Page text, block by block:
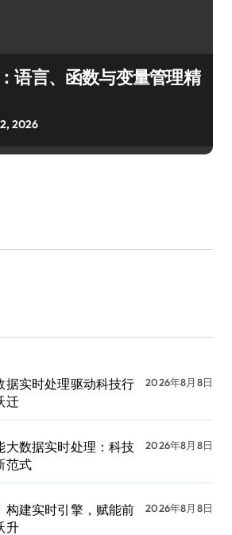
语言、函数与变量管理精
2026
据实时处理驱动科技行
迁
2026年8月8日
大数据实时处理：科技
范式
2026年8月8日
构建实时引擎，赋能前
升
2026年8月8日